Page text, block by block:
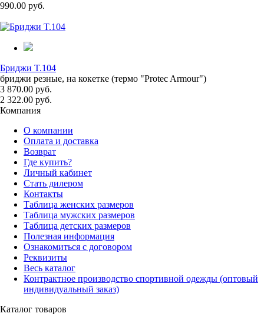
990.00 руб.
Бриджи T.104
бриджи резные, на кокетке (термо "Protec Armour")
3 870.00 руб.
2 322.00 руб.
Компания
О компании
Оплата и доставка
Возврат
Где купить?
Личный кабинет
Стать дилером
Контакты
Таблица женских размеров
Таблица мужских размеров
Таблица детских размеров
Полезная информация
Ознакомиться с договором
Реквизиты
Весь каталог
Контрактное производство спортивной одежды (оптовый
индивидуальный заказ)
Каталог товаров